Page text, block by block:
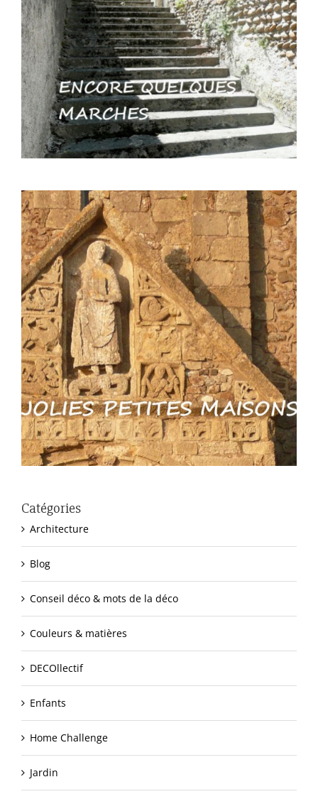
Catégories
Architecture
Blog
Conseil déco & mots de la déco
Couleurs & matières
DECOllectif
Enfants
Home Challenge
Jardin